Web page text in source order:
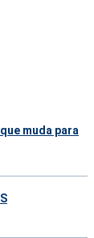
muda para